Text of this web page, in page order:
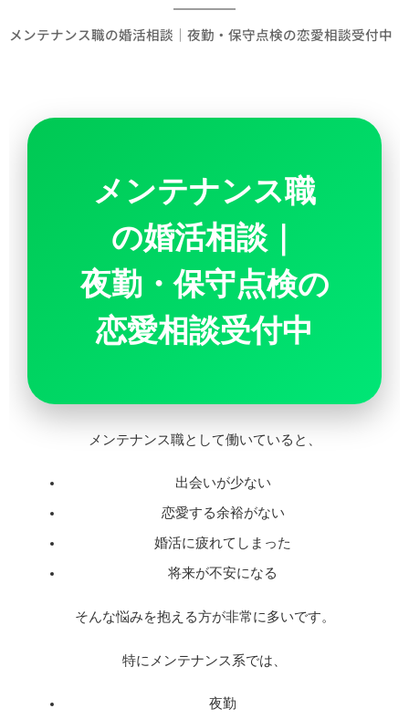
メンテナンス職の婚活相談｜夜勤・保守点検の恋愛相談受付中
メンテナンス職
の婚活相談｜
夜勤・保守点検の
恋愛相談受付中
メンテナンス職として働いていると、
出会いが少ない
恋愛する余裕がない
婚活に疲れてしまった
将来が不安になる
そんな悩みを抱える方が非常に多いです。
特にメンテナンス系では、
夜勤